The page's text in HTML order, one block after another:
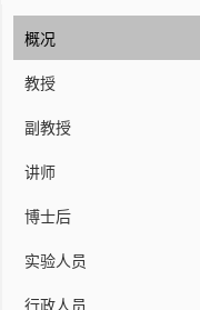
概况
教授
副教授
讲师
博士后
实验人员
行政人员